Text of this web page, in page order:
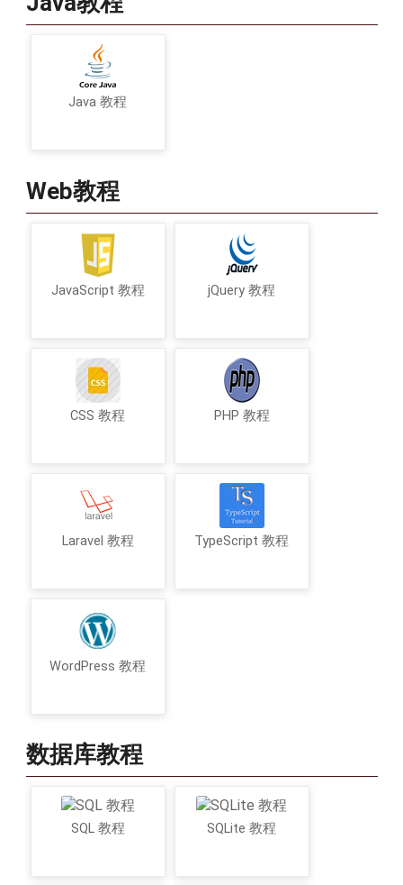
Java 教程
Web教程
JavaScript 教程 jQuery 教程
CSS 教程 PHP 教程
Laravel 教程 TypeScript 教程
WordPress 教程
数据库教程
SQL 教程 SQLite 教程